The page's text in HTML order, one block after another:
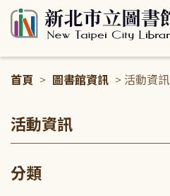
首頁 > 圖書館資訊 > 活動資訊
活動資訊
分類